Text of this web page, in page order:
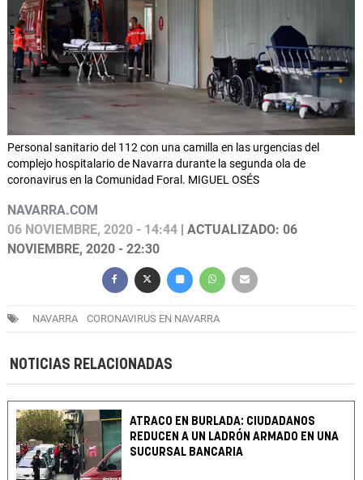
Personal sanitario del 112 con una camilla en las urgencias del
complejo hospitalario de Navarra durante la segunda ola de
coronavirus en la Comunidad Foral. MIGUEL OSÉS
NAVARRA.COM
06 NOVIEMBRE, 2020 - 14:44 | ACTUALIZADO: 06
NOVIEMBRE, 2020 - 22:30
NAVARRA CORONAVIRUS EN NAVARRA
NOTICIAS RELACIONADAS
ATRACO EN BURLADA: CIUDADANOS
REDUCEN A UN LADRÓN ARMADO EN UNA
SUCURSAL BANCARIA